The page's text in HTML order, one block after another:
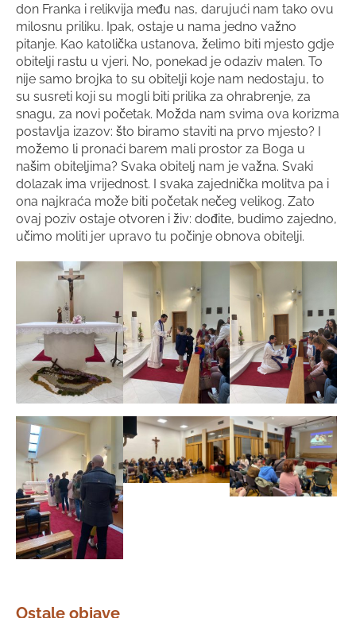
don Franka i relikvija među nas, darujući nam tako ovu
milosnu priliku. Ipak, ostaje u nama jedno važno
pitanje. Kao katolička ustanova, želimo biti mjesto gdje
obitelji rastu u vjeri. No, ponekad je odaziv malen. To
nije samo brojka to su obitelji koje nam nedostaju, to
su susreti koji su mogli biti prilika za ohrabrenje, za
snagu, za novi početak. Možda nam svima ova korizma
postavlja izazov: što biramo staviti na prvo mjesto? I
možemo li pronaći barem mali prostor za Boga u
našim obiteljima? Svaka obitelj nam je važna. Svaki
dolazak ima vrijednost. I svaka zajednička molitva pa i
ona najkraća može biti početak nečeg velikog. Zato
ovaj poziv ostaje otvoren i živ: dođite, budimo zajedno,
učimo moliti jer upravo tu počinje obnova obitelji.
Ostale objave